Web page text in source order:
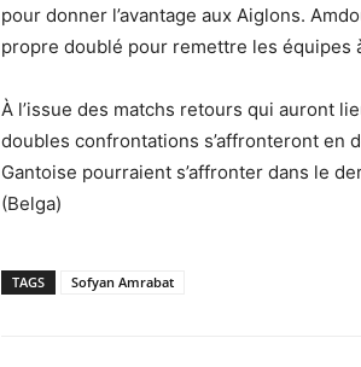
pour donner l’avantage aux Aiglons.
propre doublé pour remettre les équipes
À l’issue des matchs retours qui auront
doubles confrontations s’affronteront en
Gantoise pourraient s’affronter dans le
(Belga)
TAGS Sofyan Amrabat